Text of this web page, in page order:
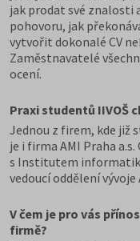
jak prodat své znalosti
pohovoru, jak
vytvořit dokonalé CV
Zaměstnavatelé
ocení.
Praxi studentů IIVOŠ
Jednou z firem, kde již
je i firma AMI Praha
s Institutem
vedoucí oddělení vývoje
V čem je pro vás
firmě?